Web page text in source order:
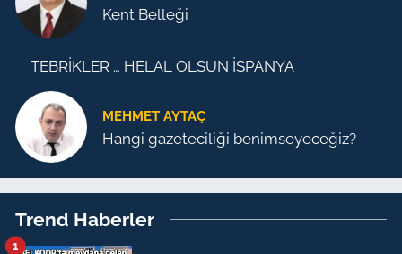
Kent Belleği
TEBRİKLER … HELAL OLSUN İSPANYA
MEHMET AYTAÇ
Hangi gazeteciliği benimseyeceğiz?
Trend Haberler
1